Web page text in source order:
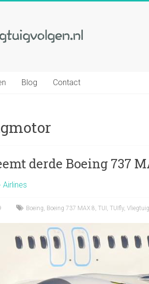
Blog Contact
derde Boeing 737
Airlines
Boeing, Boeing 737 MAX 8, TUI , TUIfly,